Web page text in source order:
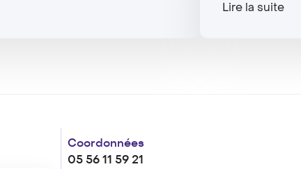
Lire la suite
Coordonnées
05 56 11 59 21